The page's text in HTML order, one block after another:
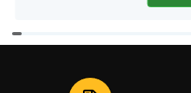
Item
1